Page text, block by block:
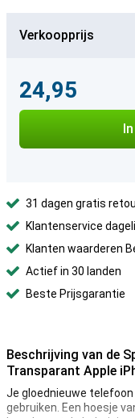
Verkoopprijs
24,95
31 dagen gratis
Klantenservice
Klanten waarderen
Actief in 30 landen
Beste Prijsgarantie
Beschrijving van de
Transparant Apple
Je gloednieuwe
gebruiken. Een hoesje